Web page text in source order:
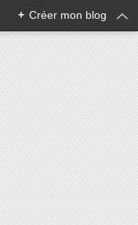
+ Créer mon blog